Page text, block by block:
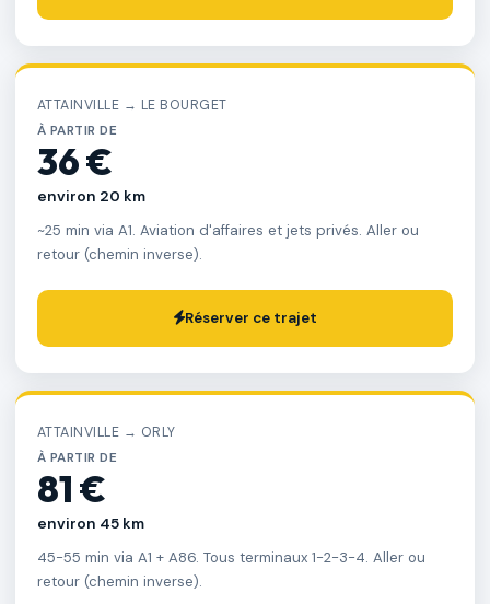
ATTAINVILLE → LE BOURGET
À PARTIR DE
36 €
environ 20 km
~25 min via A1. Aviation d'affaires et jets privés. Aller ou
retour (chemin inverse).
Réserver ce trajet
ATTAINVILLE → ORLY
À PARTIR DE
81 €
environ 45 km
45-55 min via A1 + A86. Tous terminaux 1-2-3-4. Aller ou
retour (chemin inverse).